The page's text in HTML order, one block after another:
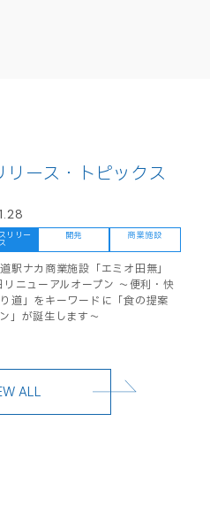
ース・トピックス
リリー
ス
開発 商業施設
駅ナカ商業施設「エミオ田無」
ニューアルオープン ～便利・快
道」をキーワードに「食の提案
」が誕生します～
ALL